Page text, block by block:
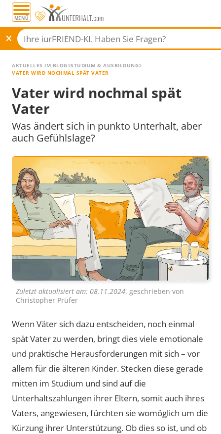
MENÜ
AKTUELLES IM BLOG STUDIUM & AUSBILDUNG
VATER WIRD NOCHMAL SPÄT VATER
Vater wird nochmal spät
Vater
Was ändert sich in punkto Unterhalt, aber
auch Gefühlslage?
Zuletzt aktualisiert am: 08.11.2024, geschrieben von
Christopher Prüfer
Wenn Väter sich dazu entscheiden, noch einmal
spät Vater zu werden, bringt dies viele emotionale
und praktische Herausforderungen mit sich – vor
allem für die älteren Kinder. Stecken diese gerade
mitten im Studium und sind auf die
Unterhaltszahlungen ihrer Eltern, somit auch ihres
Vaters, angewiesen, fürchten sie womöglich um die
Kürzung ihrer Unterstützung. Ob dies so ist, und ob